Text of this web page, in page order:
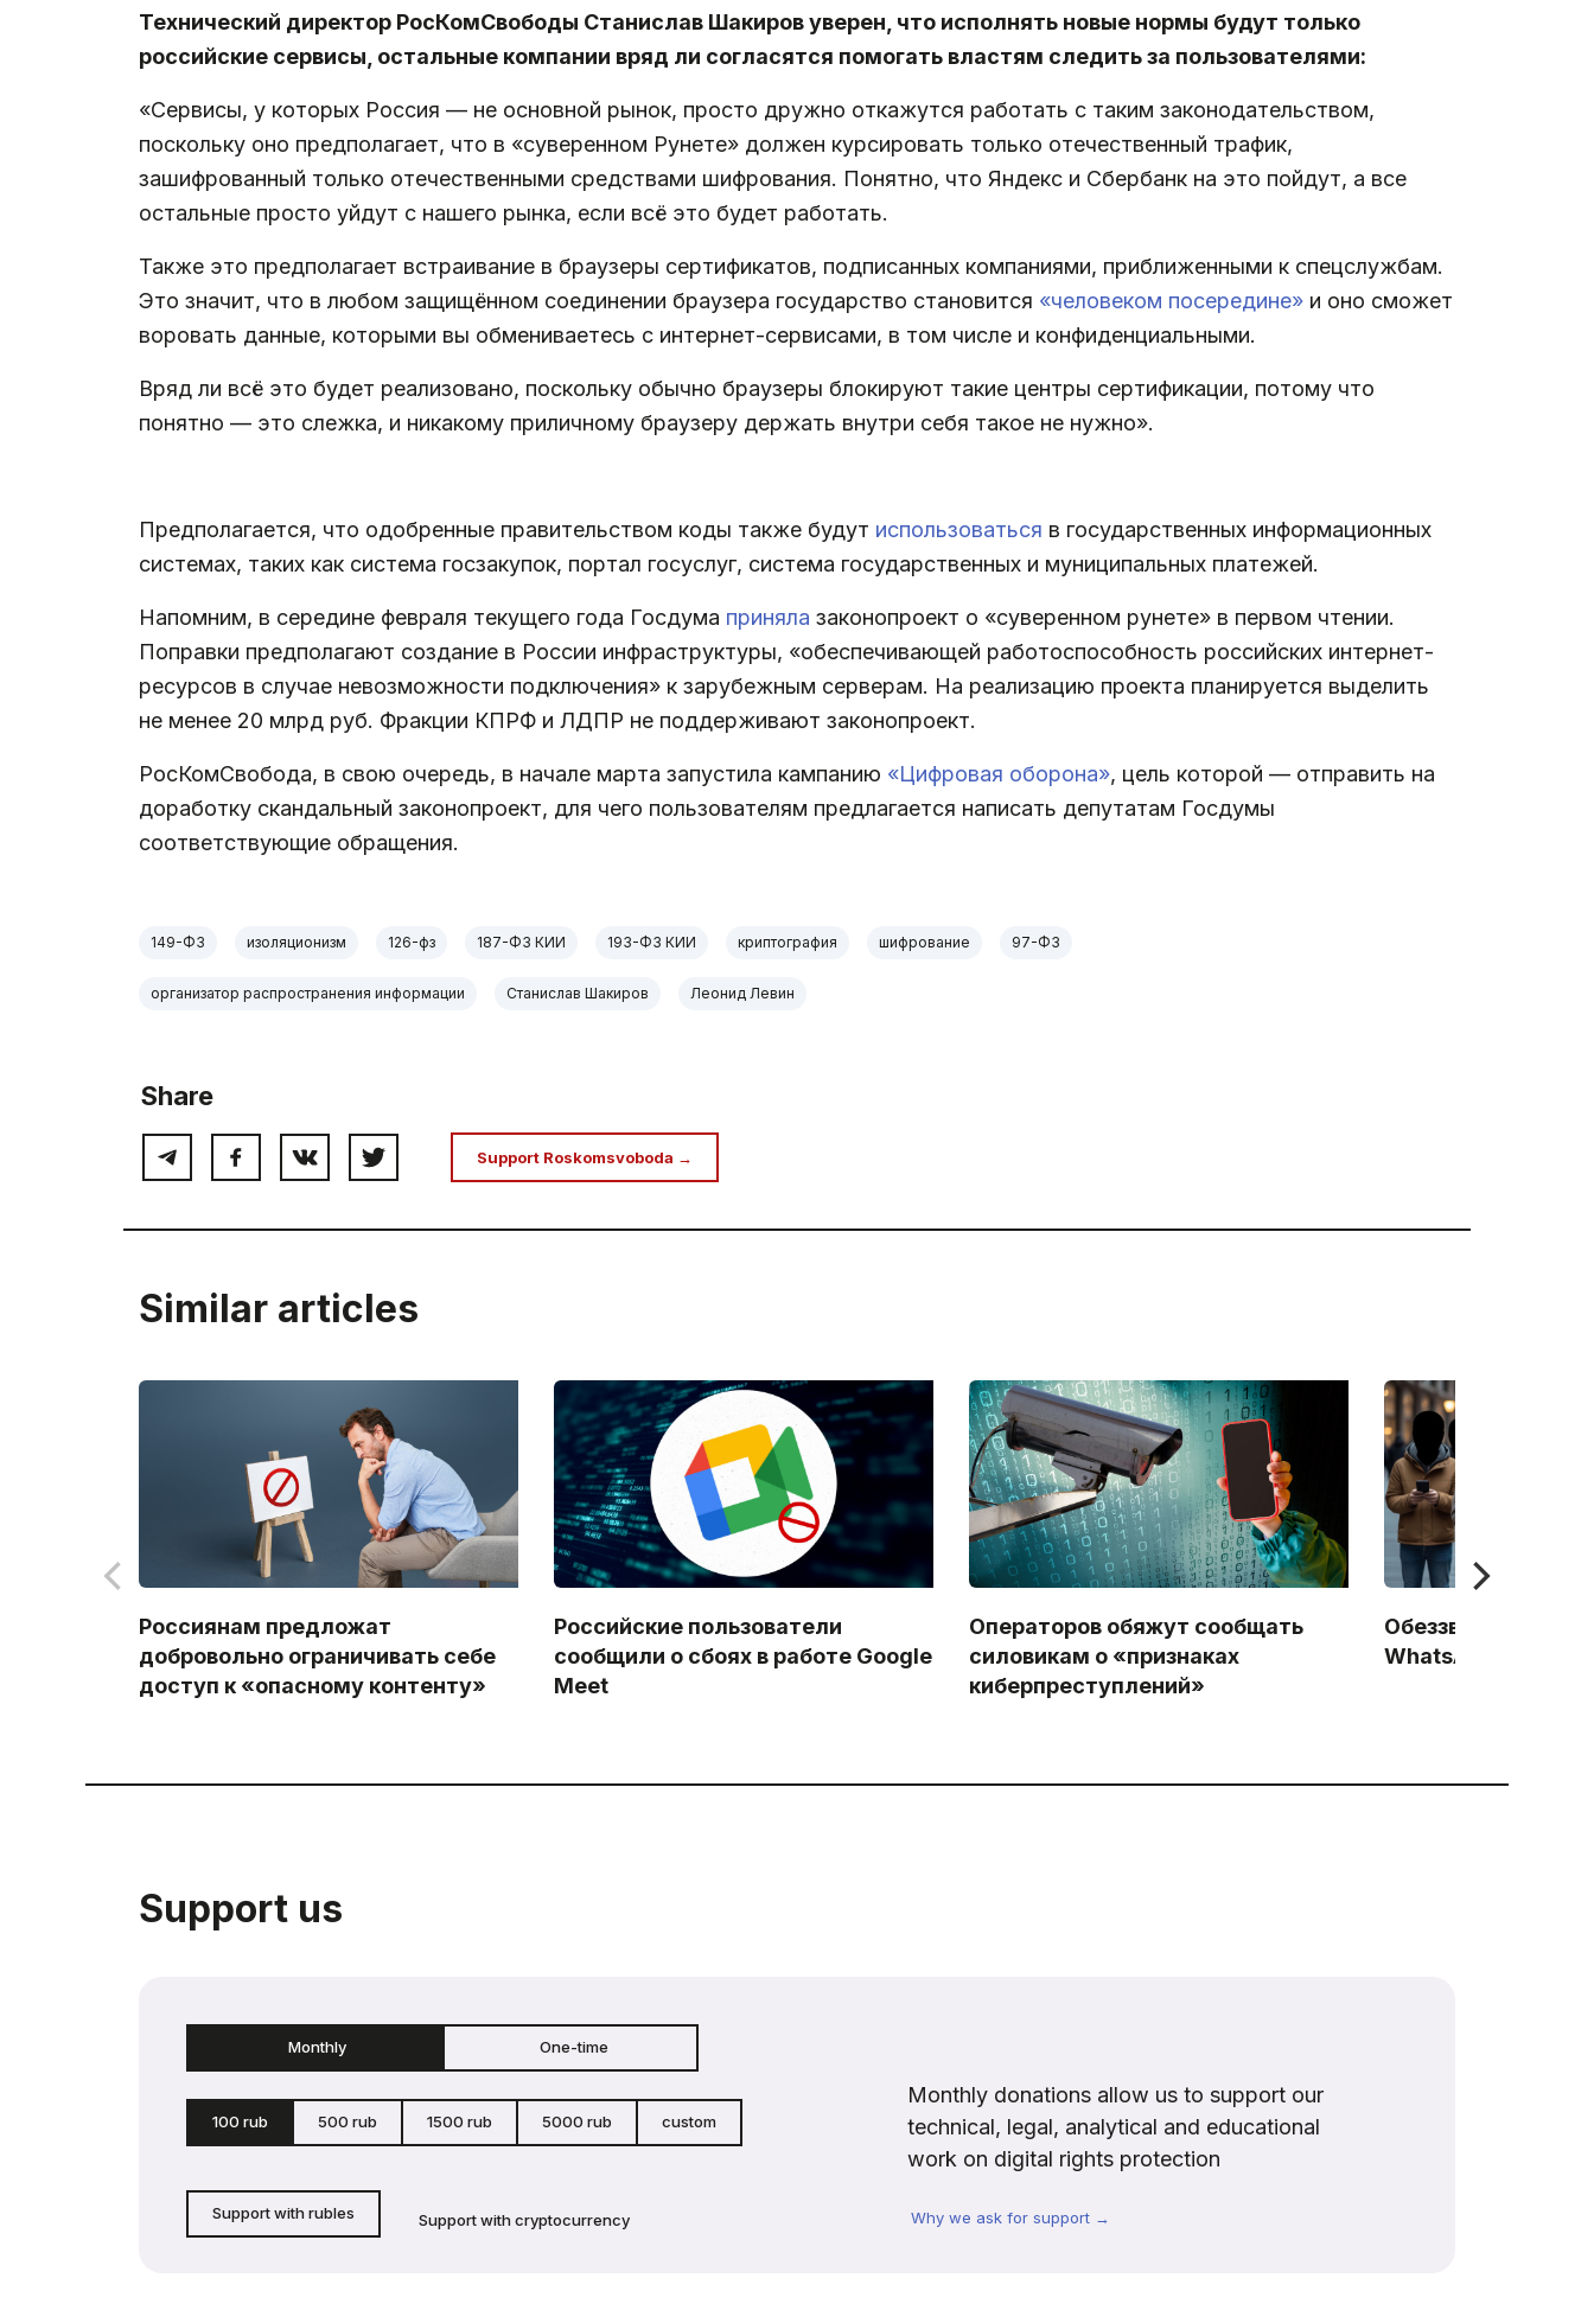
Технический директор РосКомСвободы Станислав Шакиров уверен, что исполнять новые нормы будут только
российские сервисы, остальные компании вряд ли согласятся помогать властям следить за пользователями:
«Сервисы, у которых Россия — не основной рынок, просто дружно откажутся работать с таким законодательством,
поскольку оно предполагает, что в «суверенном Рунете» должен курсировать только отечественный трафик,
зашифрованный только отечественными средствами шифрования. Понятно, что Яндекс и Сбербанк на это пойдут, а все
остальные просто уйдут с нашего рынка, если всё это будет работать.
Также это предполагает встраивание в браузеры сертификатов, подписанных компаниями, приближенными к спецслужбам.
Это значит, что в любом защищённом соединении браузера государство становится «человеком посередине» и оно сможет
воровать данные, которыми вы обмениваетесь с интернет-сервисами, в том числе и конфиденциальными.
Вряд ли всё это будет реализовано, поскольку обычно браузеры блокируют такие центры сертификации, потому что
понятно — это слежка, и никакому приличному браузеру держать внутри себя такое не нужно».
Предполагается, что одобренные правительством коды также будут использоваться в государственных информационных
системах, таких как система госзакупок, портал госуслуг, система государственных и муниципальных платежей.
Напомним, в середине февраля текущего года Госдума приняла законопроект о «суверенном рунете» в первом чтении.
Поправки предполагают создание в России инфраструктуры, «обеспечивающей работоспособность российских интернет-
ресурсов в случае невозможности подключения» к зарубежным серверам. На реализацию проекта планируется выделить
не менее 20 млрд руб. Фракции КПРФ и ЛДПР не поддерживают законопроект.
РосКомСвобода, в свою очередь, в начале марта запустила кампанию «Цифровая оборона», цель которой — отправить на
доработку скандальный законопроект, для чего пользователям предлагается написать депутатам Госдумы
соответствующие обращения.
149-ФЗ изоляционизм 126-фз 187-ФЗ КИИ 193-ФЗ КИИ криптография шифрование 97-ФЗ
организатор распространения информации Станислав Шакиров Леонид Левин
Share
Support Roskomsvoboda →
Similar articles
Россиянам предложат
добровольно ограничивать себе
доступ к «опасному контенту»
Российские пользователи
сообщили о сбоях в работе Google
Meet
Операторов обяжут сообщать
силовикам о «признаках
киберпреступлений»
Обеззвучивание
WhatsApp: Начало
Support us
Monthly One-time
100 rub 500 rub 1500 rub 5000 rub custom
Support with rubles Support with cryptocurrency
Monthly donations allow us to support our
technical, legal, analytical and educational
work on digital rights protection
Why we ask for support →